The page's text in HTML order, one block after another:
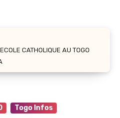
CATHOLIQUE AU TOGO
Togo Infos